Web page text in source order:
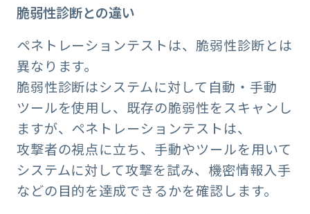
脆弱性診断との違い
ペネトレーションテストは、脆弱性診断とは
異なります。
脆弱性診断はシステムに対して自動・手動
ツールを使用し、既存の脆弱性をスキャンし
ますが、ペネトレーションテストは、
攻撃者の視点に立ち、手動やツールを用いて
システムに対して攻撃を試み、機密情報入手
などの目的を達成できるかを確認します。